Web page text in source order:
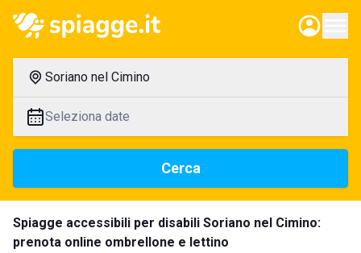
Soriano nel Cimino
Seleziona date
Cerca
Spiagge accessibili per disabili Soriano nel Cimino:
prenota online ombrellone e lettino